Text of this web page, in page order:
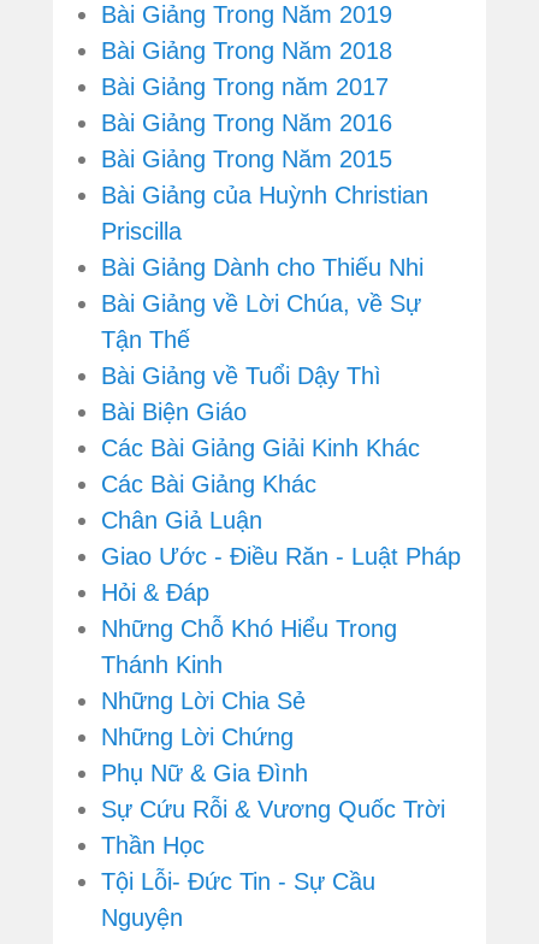
Bài Giảng Trong Năm 2019
Bài Giảng Trong Năm 2018
Bài Giảng Trong năm 2017
Bài Giảng Trong Năm 2016
Bài Giảng Trong Năm 2015
Bài Giảng của Huỳnh Christian
Priscilla
Bài Giảng Dành cho Thiếu Nhi
Bài Giảng về Lời Chúa, về Sự
Tận Thế
Bài Giảng về Tuổi Dậy Thì
Bài Biện Giáo
Các Bài Giảng Giải Kinh Khác
Các Bài Giảng Khác
Chân Giả Luận
Giao Ước - Điều Răn - Luật Pháp
Hỏi & Đáp
Những Chỗ Khó Hiểu Trong
Thánh Kinh
Những Lời Chia Sẻ
Những Lời Chứng
Phụ Nữ & Gia Đình
Sự Cứu Rỗi & Vương Quốc Trời
Thần Học
Tội Lỗi- Đức Tin - Sự Cầu
Nguyện